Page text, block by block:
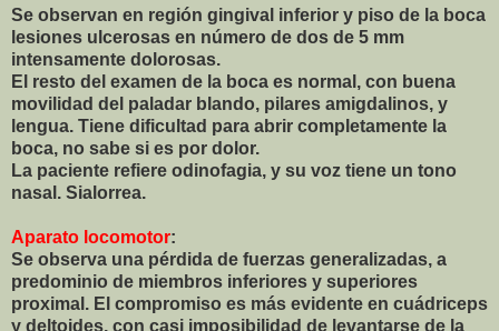
Se observan en región gingival inferior y piso de la boca
lesiones ulcerosas en número de dos de 5 mm
intensamente dolorosas.
El resto del examen de la boca es normal, con buena
movilidad del paladar blando, pilares amigdalinos, y
lengua. Tiene dificultad para abrir completamente la
boca, no sabe si es por dolor.
La paciente refiere odinofagia, y su voz tiene un tono
nasal. Sialorrea.
Aparato locomotor:
Se observa una pérdida de fuerzas generalizadas, a
predominio de miembros inferiores y superiores
proximal. El compromiso es más evidente en cuádriceps
y deltoides, con casi imposibilidad de levantarse de la